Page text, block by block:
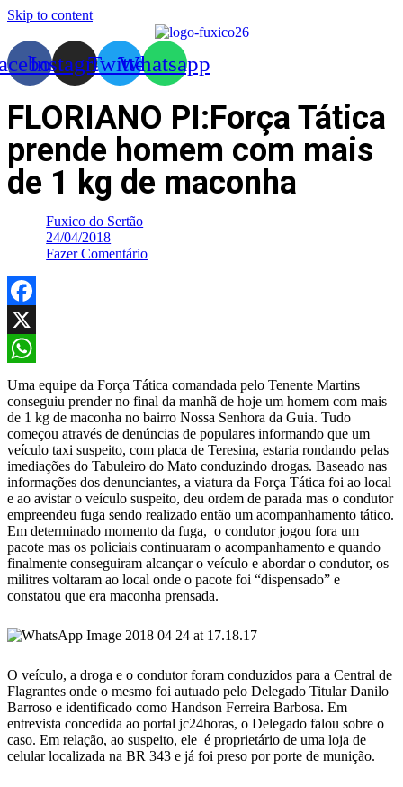
Skip to content
InstagramTwitterWhatsapp
FLORIANO PI:Força Tática
prende homem com mais
de 1 kg de maconha
Fuxico do Sertão
24/04/2018
Fazer Comentário
Facebook
X
WhatsApp
Uma equipe da Força Tática comandada pelo Tenente Martins
conseguiu prender no final da manhã de hoje um homem com mais
de 1 kg de maconha no bairro Nossa Senhora da Guia. Tudo
começou através de denúncias de populares informando que um
veículo taxi suspeito, com placa de Teresina, estaria rondando pelas
imediações do Tabuleiro do Mato conduzindo drogas. Baseado nas
informações dos denunciantes, a viatura da Força Tática foi ao local
e ao avistar o veículo suspeito, deu ordem de parada mas o condutor
empreendeu fuga sendo realizado então um acompanhamento tático.
Em determinado momento da fuga, o condutor jogou fora um
pacote mas os policiais continuaram o acompanhamento e quando
finalmente conseguiram alcançar o veículo e abordar o condutor, os
militres voltaram ao local onde o pacote foi “dispensado” e
constatou que era maconha prensada.
O veículo, a droga e o condutor foram conduzidos para a Central de
Flagrantes onde o mesmo foi autuado pelo Delegado Titular Danilo
Barroso e identificado como Handson Ferreira Barbosa. Em
entrevista concedida ao portal jc24horas, o Delegado falou sobre o
caso. Em relação, ao suspeito, ele é proprietário de uma loja de
celular localizada na BR 343 e já foi preso por porte de munição.